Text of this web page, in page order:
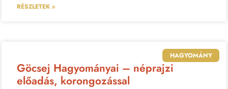
RÉSZLETEK »
HAGYOMÁNY
Göcsej Hagyományai – néprajzi
előadás, korongozással